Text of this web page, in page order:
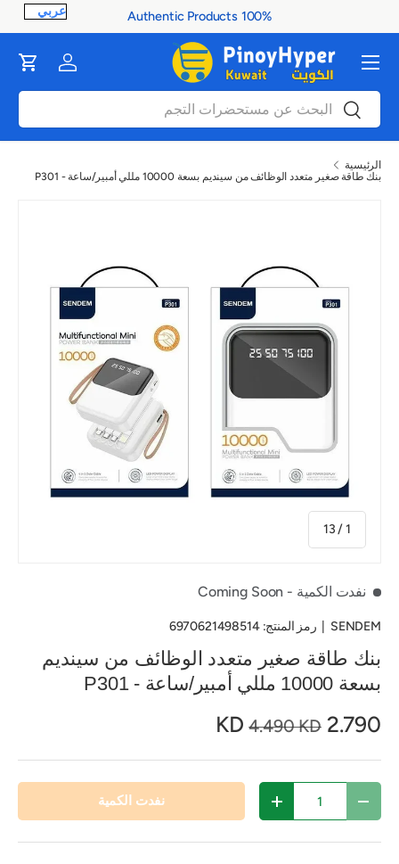
100% Authentic Products
بحث بحث
Log in
Cart القائمة
الرئيسية
بنك طاقة صغير متعدد الوظائف من سينديم بسعة 10000 مللي أمبير/ساعة - P301
1
/من
13
نفدت الكمية - Coming Soon
SENDEM رمز المنتج: 6970621498514
بنك طاقة صغير متعدد الوظائف من سينديم
بسعة 10000 مللي أمبير/ساعة - P301
2.790 KD
4.490 KD
تقليل الكمية زيادة الكمية نفدت الكمية